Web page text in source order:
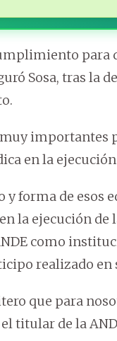
para
Sosa, tras la
importantes
en la
forma de esos
la ejecución de
como
realizado
que para
titular de la